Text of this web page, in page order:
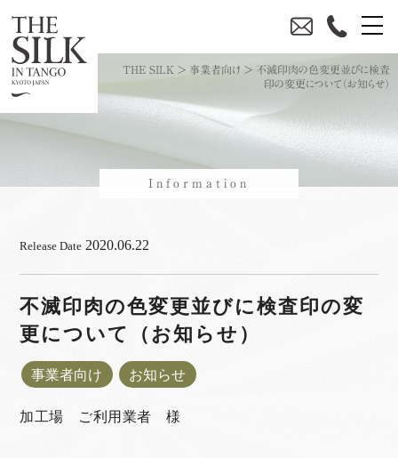
THE SILK > 事業者向け > 不滅印肉の色変更並びに検査
印の変更について（お知らせ）
Information
Release Date 2020.06.22
不滅印肉の色変更並びに検査印の変
更について（お知らせ）
事業者向け お知らせ
加工場 ご利用業者 様